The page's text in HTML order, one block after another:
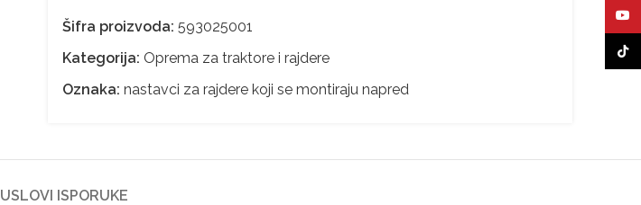
Šifra proizvoda: 593025001
Kategorija: Oprema za traktore i rajdere
Oznaka: nastavci za rajdere koji se montiraju napred
USLOVI ISPORUKE